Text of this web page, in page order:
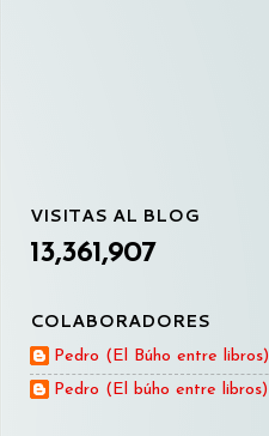
VISITAS AL BLOG
13,361,907
COLABORADORES
Pedro (El Búho entre libros)
Pedro (El búho entre libros)